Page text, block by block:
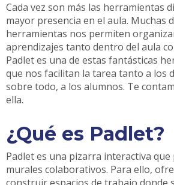
Cada vez son más las herramientas
mayor presencia en el aula. Muchas
herramientas nos permiten
aprendizajes tanto dentro del aula
Padlet es una de estas fantásticas
que nos facilitan la tarea tanto a los
sobre todo, a los alumnos. Te
ella.
¿Qué es Padlet?
Padlet es una pizarra interactiva
murales colaborativos. Para ello,